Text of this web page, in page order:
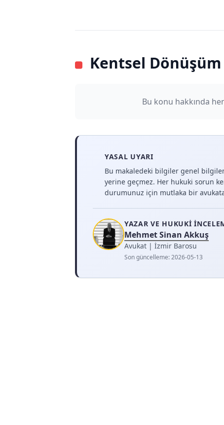
Kentsel
Bu konu hakkında
YASAL UYARI
Bu makaledeki bilgiler genel
yerine geçmez. Her hukuki sorun
durumunuz için mutlaka bir avukata
YAZAR VE HUKUKI
Mehmet Sinan Akkuş
Avukat | İzmir Barosu
Son güncelleme:2026-05-13